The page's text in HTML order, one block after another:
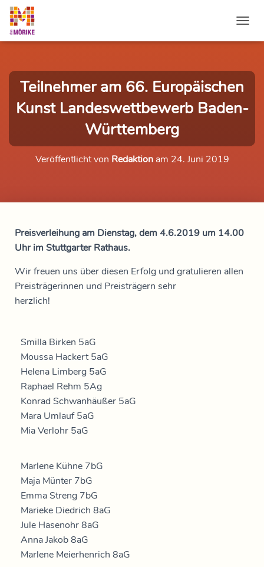
Teilnehmer am 66. Europäischen
Kunst Landeswettbewerb Baden-
Württemberg
Veröffentlicht von Redaktionam 24. Juni 2019
Preisverleihung am Dienstag, dem 4.6.2019 um 14.00
Uhr im Stuttgarter Rathaus.
Wir freuen uns über diesen Erfolg und gratulieren allen
Preisträgerinnen und Preisträgern sehr
herzlich!
Smilla Birken 5aG
Moussa Hackert 5aG
Helena Limberg 5aG
Raphael Rehm 5Ag
Konrad Schwanhäußer 5aG
Mara Umlauf 5aG
Mia Verlohr 5aG
Marlene Kühne 7bG
Maja Münter 7bG
Emma Streng 7bG
Marieke Diedrich 8aG
Jule Hasenohr 8aG
Anna Jakob 8aG
Marlene Meierhenrich 8aG